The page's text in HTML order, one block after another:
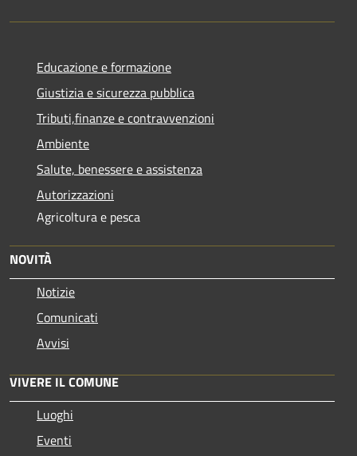
Educazione e formazione
Giustizia e sicurezza pubblica
Tributi,finanze e contravvenzioni
Ambiente
Salute, benessere e assistenza
Autorizzazioni
Agricoltura e pesca
NOVITÀ
Notizie
Comunicati
Avvisi
VIVERE IL COMUNE
Luoghi
Eventi